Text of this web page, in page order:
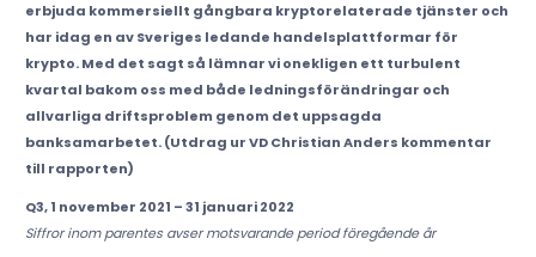
erbjuda kommersiellt gångbara kryptorelaterade tjänster och
har idag en av Sveriges ledande handelsplattformar för
krypto. Med det sagt så lämnar vi onekligen ett turbulent
kvartal bakom oss med både ledningsförändringar och
allvarliga driftsproblem genom det uppsagda
banksamarbetet. (Utdrag ur VD Christian Anders kommentar
till rapporten)
Q3, 1 november 2021 – 31 januari 2022
Siffror inom parentes avser motsvarande period föregående år